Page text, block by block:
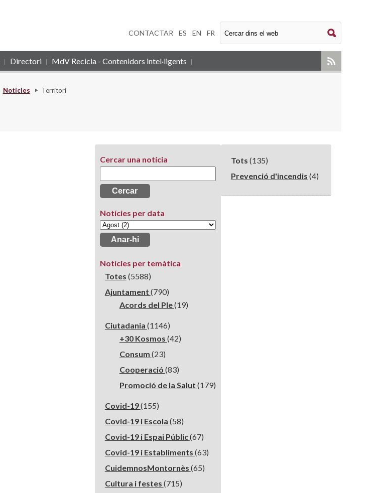
CONTACTAR ES EN FR
Directori MdV Recicla - Contenidors intel·ligents
Notícies Territori
Tots (135)
Prevenció d'incendis (4)
Cercar una notícia
Notícies per data
Notícies per temàtica
Totes (5588)
Ajuntament (790)
Acords del Ple(19)
Ciutadania (1146)
+30 Kosmos (42)
Consum (23)
Cooperació (83)
Promoció de la Salut (179)
Covid-19(155)
Covid-19 i Escola (58)
Covid-19 i Espai Públic(67)
Covid-19 i Establiments (63)
CuidemnosMontornès (65)
Cultura i festes (715)